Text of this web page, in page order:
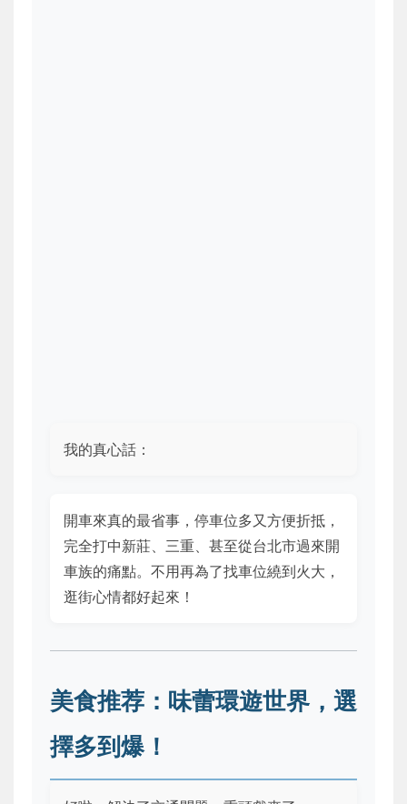
我的真心話：
開車來真的最省事，停車位多又方便折抵，
完全打中新莊、三重、甚至從台北市過來開
車族的痛點。不用再為了找車位繞到火大，
逛街心情都好起來！
美食推荐：味蕾環遊世界，選
擇多到爆！